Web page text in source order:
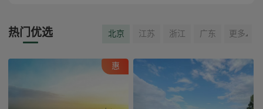
热门优选 北京 江苏 浙江 广东 更多
惠